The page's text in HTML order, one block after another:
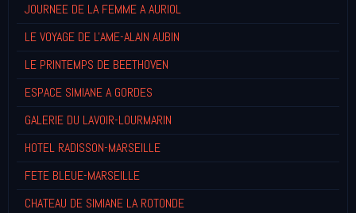
JOURNEE DE LA FEMME A AURIOL
LE VOYAGE DE L'AME-ALAIN AUBIN
LE PRINTEMPS DE BEETHOVEN
ESPACE SIMIANE A GORDES
GALERIE DU LAVOIR-LOURMARIN
HOTEL RADISSON-MARSEILLE
FETE BLEUE-MARSEILLE
CHATEAU DE SIMIANE LA ROTONDE